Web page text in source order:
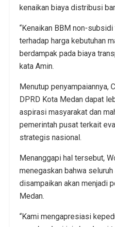
kenaikan biaya distribusi
“Kenaikan BBM non-
terhadap harga kebutuhan
berdampak pada biaya
kata Amin.
Menutup penyampaiannya,
DPRD Kota Medan dapat
aspirasi masyarakat dan
pemerintah pusat terkait
strategis nasional.
Menanggapi hal tersebut,
menegaskan bahwa
disampaikan akan menjadi
Medan.
“Kami mengapresiasi